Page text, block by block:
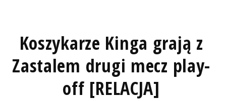
Koszykarze Kinga grają z
Zastalem drugi mecz play-
off [RELACJA]